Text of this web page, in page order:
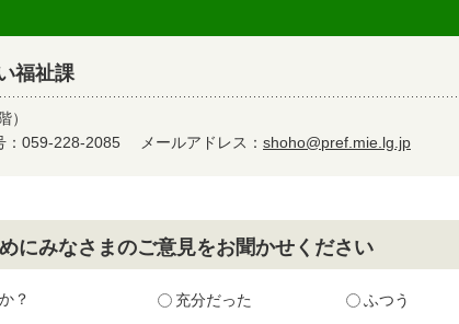
福祉課
）
：059-228-2085 メールアドレス： shoho@pref.mie.lg.jp
にみなさまのご意見をお聞かせください
？ 充分だった ふつう